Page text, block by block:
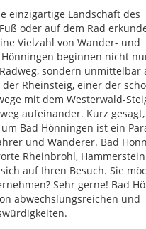
einzigartige Landschaft des
oder auf dem Rad
Vielzahl von Wander- und
beginnen nicht
sondern unmittelbar
Rheinsteig, einer der
mit dem Westerwald-
aufeinander. Kurz
Bad Hönningen ist ein
und Wanderer. Bad
Rheinbrohl,
auf Ihren Besuch. Sie
Sehr gerne! Bad
abwechslungsreichen und